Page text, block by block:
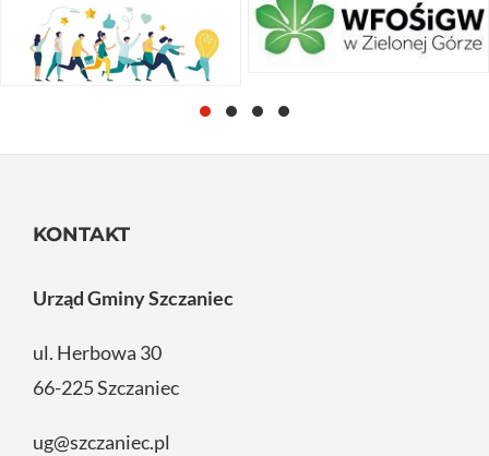
KONTAKT
Urząd Gminy Szczaniec
ul. Herbowa 30
66-225 Szczaniec
ug@szczaniec.pl